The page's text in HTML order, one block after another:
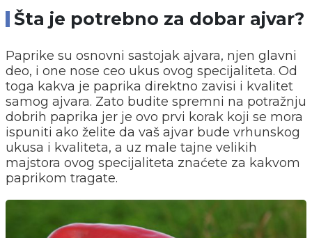
Šta je potrebno za dobar ajvar?
Paprike su osnovni sastojak ajvara, njen glavni
deo, i one nose ceo ukus ovog specijaliteta. Od
toga kakva je paprika direktno zavisi i kvalitet
samog ajvara. Zato budite spremni na potražnju
dobrih paprika jer je ovo prvi korak koji se mora
ispuniti ako želite da vaš ajvar bude vrhunskog
ukusa i kvaliteta, a uz male tajne velikih
majstora ovog specijaliteta znaćete za kakvom
paprikom tragate.